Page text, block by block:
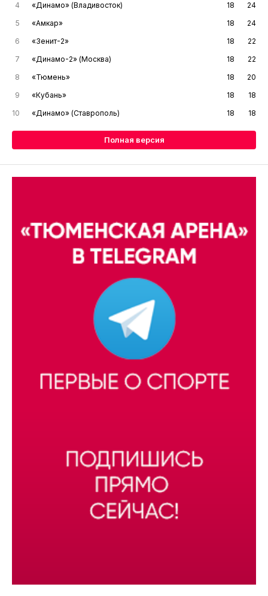
4
«Динамо» (Владивосток) 18
24
5
«Амкар» 18
24
6
«Зенит-2» 18
22
7
«Динамо-2» (Москва) 18
22
8
«Тюмень» 18
20
9
«Кубань» 18
18
10
«Динамо» (Ставрополь) 18 18
Полная версия